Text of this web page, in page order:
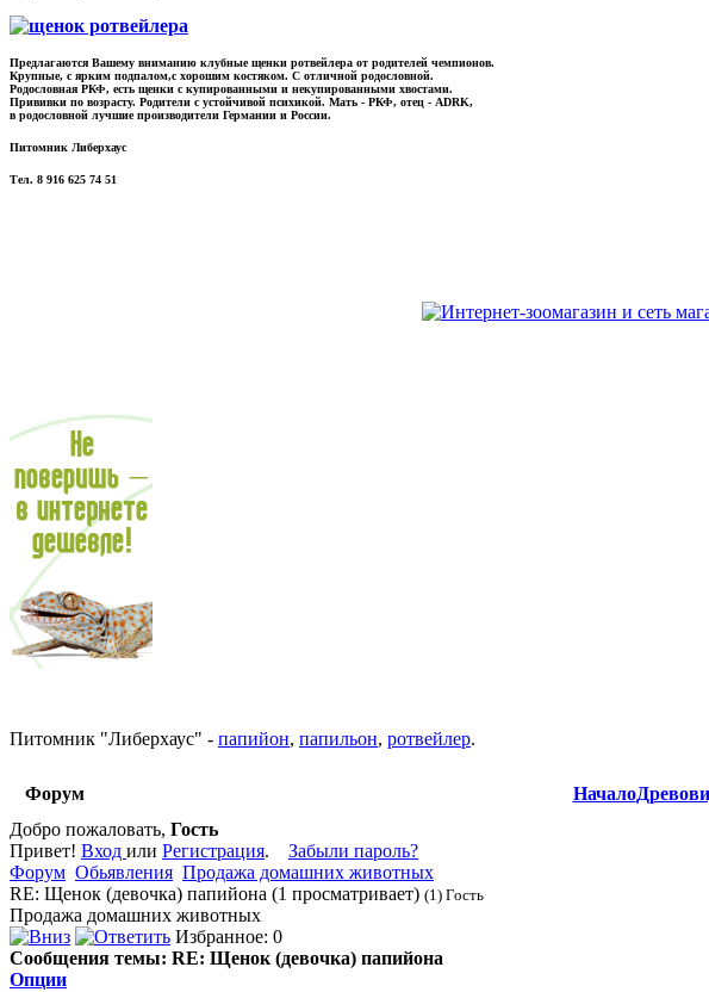
Предлагаются Вашему вниманию клубные щенки ротвейлера от родителей чемпионов.
Крупные, с ярким подпалом,с хорошим костяком. С отличной родословной.
Родословная РКФ, есть щенки с купированными и некупированными хвостами.
Прививки по возрасту. Родители с устойчивой психикой. Мать - РКФ, отец - ADRK,
в родословной лучшие производители Германии и России.
Питомник Либерхаус
Тел. 8 916 625 74 51
Питомник "Либерхаус" - папийон, папильон, ротвейлер.
Форум Начало
Добро пожаловать, Гость
Привет! Вход или Регистрация. Забыли пароль?
Форум Обьявления Продажа домашних животных
RE: Щенок (девочка) папийона (1 просматривает) (1) Гость
Продажа домашних животных
Избранное: 0
Сообщения темы: RE: Щенок (девочка) папийона
Опции